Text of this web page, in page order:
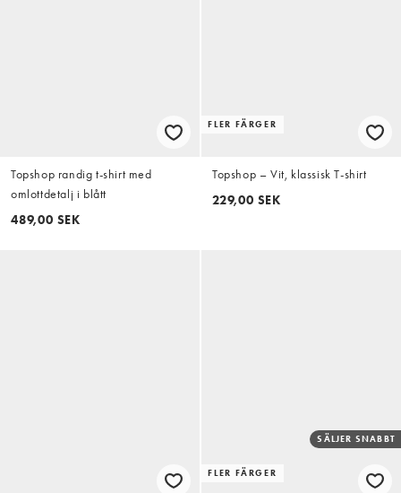
Topshop randig t-shirt med
omlottdetalj i blått
489,00 SEK
FLER FÄRGER
Topshop – Vit, klassisk T-shirt
229,00 SEK
FLER FÄRGER
SÄLJER SNABBT